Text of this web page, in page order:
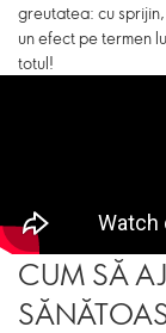
greutatea: cu
un efect pe termen
totul!
CUM SĂ